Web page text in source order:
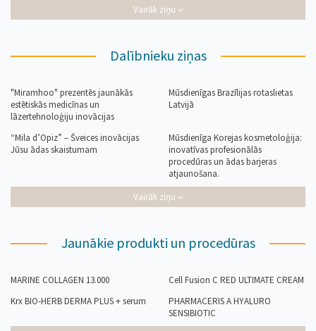
Vairāk ziņu
Dalībnieku ziņas
"Miramhoo" prezentēs jaunākās
estētiskās medicīnas un
lāzertehnoloģiju inovācijas
Mūsdienīgas Brazīlijas rotaslietas
Latvijā
“Mila d’Opiz” – Šveices inovācijas
Jūsu ādas skaistumam
Mūsdienīga Korejas kosmetoloģija:
inovatīvas profesionālās
procedūras un ādas barjeras
atjaunošana.
Vairāk ziņu
Jaunākie produkti un procedūras
MARINE COLLAGEN 13.000
Cell Fusion C RED ULTIMATE CREAM
Krx BIO-HERB DERMA PLUS + serum
PHARMACERIS A HYALURO
SENSIBIOTIC